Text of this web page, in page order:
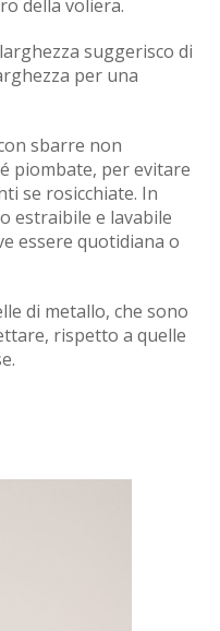
della voliera.
suggerisco di
per una
sbarre non
piombate, per evitare
se rosicchiate. In
estraibile e lavabile
essere quotidiana o
di metallo, che sono
rispetto a quelle